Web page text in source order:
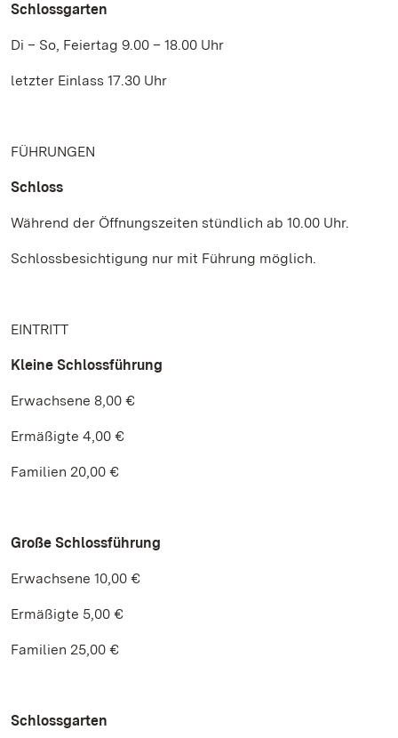
Schlossgarten
Di – So, Feiertag 9.00 – 18.00 Uhr
letzter Einlass 17.30 Uhr
FÜHRUNGEN
Schloss
Während der Öffnungszeiten stündlich ab 10.00 Uhr.
Schlossbesichtigung nur mit Führung möglich.
EINTRITT
Kleine Schlossführung
Erwachsene 8,00 €
Ermäßigte 4,00 €
Familien 20,00 €
Große Schlossführung
Erwachsene 10,00 €
Ermäßigte 5,00 €
Familien 25,00 €
Schlossgarten